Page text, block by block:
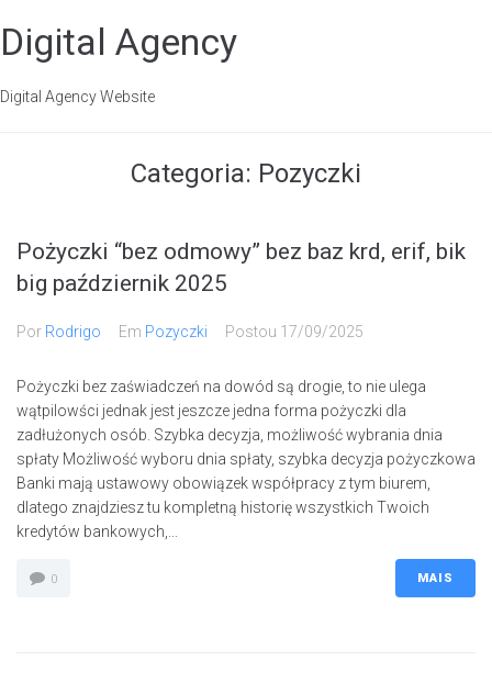
Digital Agency
Digital Agency Website
Categoria: Pozyczki
Pożyczki “bez odmowy” bez baz krd, erif, bik
big październik 2025
Por Rodrigo Em Pozyczki Postou 17/09/2025
Pożyczki bez zaświadczeń na dowód są drogie, to nie ulega
wątpilowści jednak jest jeszcze jedna forma pożyczki dla
zadłużonych osób. Szybka decyzja, możliwość wybrania dnia
spłaty Możliwość wyboru dnia spłaty, szybka decyzja pożyczkowa
Banki mają ustawowy obowiązek współpracy z tym biurem,
dlatego znajdziesz tu kompletną historię wszystkich Twoich
kredytów bankowych,...
0 MAIS